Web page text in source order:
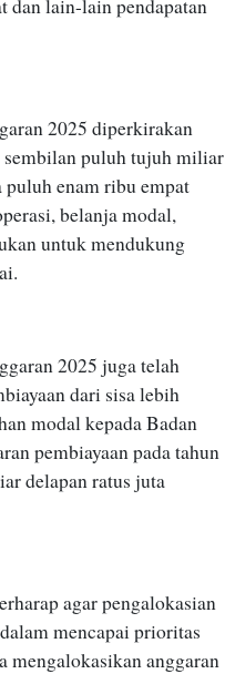
dan lain-lain pendapatan
2025 diperkirakan
sembilan puluh tujuh miliar
enam ribu empat
belanja modal,
untuk mendukung
2025 juga telah
dari sisa lebih
modal kepada Badan
pembiayaan pada tahun
delapan ratus juta
agar pengalokasian
mencapai prioritas
mengalokasikan anggaran